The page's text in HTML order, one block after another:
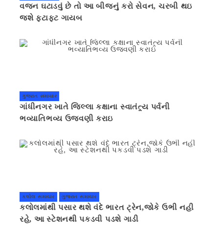
વજન ઘટાડવું છે તો આ બીજનું કરો સેવન, ચરબી થઇ
જશે ફટાફટ ગાયબ
ગુજરાત સમાચાર
ગાંધીનગર ખાતે જિલ્લા કક્ષાના સ્વાતંત્ર્ય પર્વની
ભવ્યાતિભવ્ય ઉજવણી કરાઇ
કલોલ સમાચાર ગુજરાત સમાચાર
કલોલમાંથી પસાર થશે વંદે ભારત ટ્રેન,જોકે ઉભી નહી
રહે, આ સ્ટેશનથી પકડવી પડશે ગાડી